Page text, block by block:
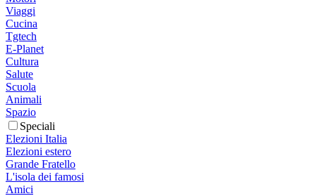
Viaggi
Cucina
Tgtech
E-Planet
Cultura
Salute
Scuola
Animali
Spazio
Speciali
Elezioni Italia
Elezioni estero
Grande Fratello
L'isola dei famosi
Amici